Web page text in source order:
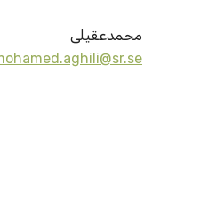
محمدعقیلی